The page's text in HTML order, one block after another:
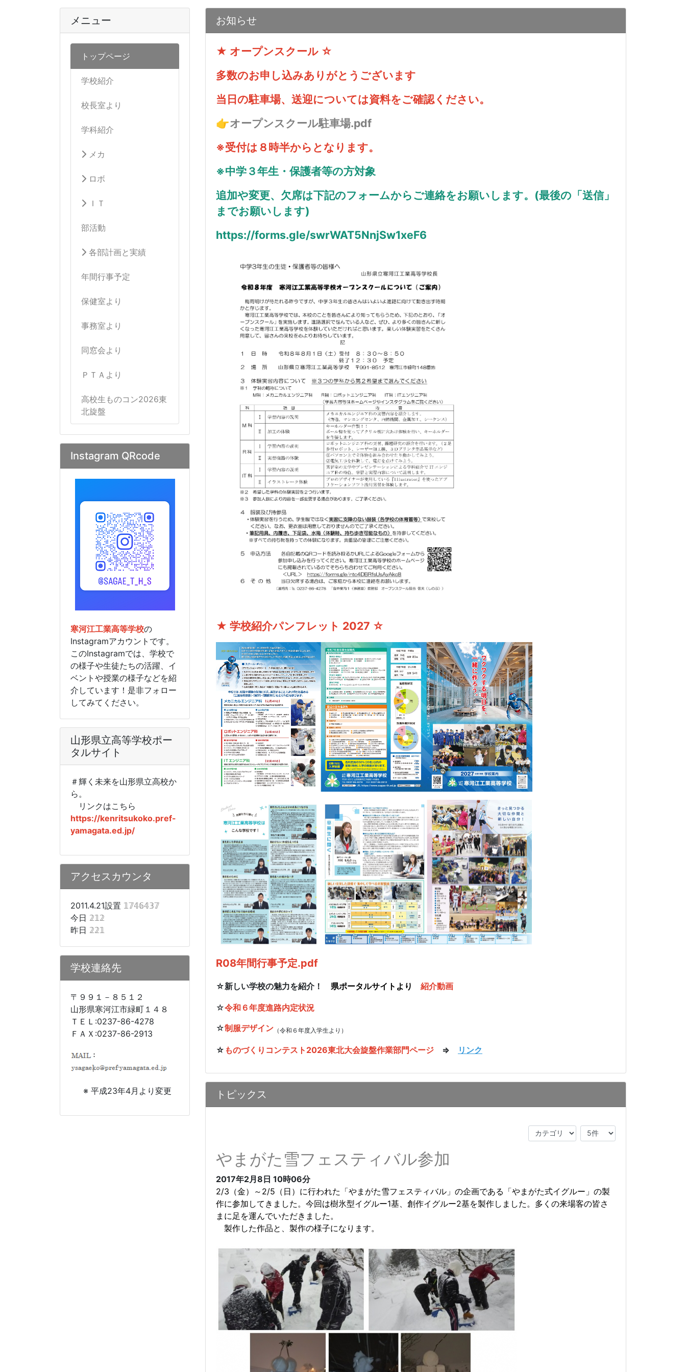
メニュー
トップページ
学校紹介
校長室より
学科紹介
メカ
ロボ
ＩＴ
部活動
各部計画と実績
年間行事予定
保健室より
事務室より
同窓会より
ＰＴＡより
高校生ものコン2026東
北旋盤
Instagram QRcode
寒河江工業高等学校の
Instagramアカウントです。
このInstagramでは、学校で
の様子や生徒たちの活躍、イ
ベントや授業の様子などを紹
介しています！是非フォロー
してみてください。
山形県立高等学校ポー
タルサイト
＃輝く未来を山形県立高校か
ら。
リンクはこちら
https://kenritsukoko.pref-
yamagata.ed.jp/
アクセスカウンタ
2011.4.21設置 𝟙𝟟𝟜𝟞𝟜𝟛𝟟
今日 𝟚𝟙𝟚
昨日 𝟚𝟚𝟙
学校連絡先
〒９９１－８５１２
山形県寒河江市緑町１４８
ＴＥＬ:0237-86-4278
ＦＡＸ:0237-86-2913
※ 平成23年4月より変更
お知らせ
★ オープンスクール ☆
多数のお申し込みありがとうございます
当日の駐車場、送迎については資料をご確認ください。
👉オープンスクール駐車場.pdf
※受付は８時半からとなります。
※中学３年生・保護者等の方対象
追加や変更、欠席は下記のフォームからご連絡をお願いします。(最後の「送信」
までお願いします)
https://forms.gle/swrWAT5NnjSw1xeF6
★ 学校紹介パンフレット 2027 ☆
R08年間行事予定.pdf
☆新しい学校の魅力を紹介！ 県ポータルサイトより 紹介動画
☆令和６年度進路内定状況
☆制服デザイン （令和６年度入学生より）
☆ ものづくりコンテスト2026東北大会旋盤作業部門ページ ⇒ リンク
トピックス
やまがた雪フェスティバル参加
2017年2月8日 10時06分
2/3 （金）～ 2/5 （日）に行われた「やまがた雪フェスティバル」の企画である「やまがた式イグルー」の製
作に参加してきました。今回は樹氷型イグルー1基、創作イグルー2基を製作しました。多くの来場客の皆さ
まに足を運んでいただきました。
製作した作品と、製作の様子になります。